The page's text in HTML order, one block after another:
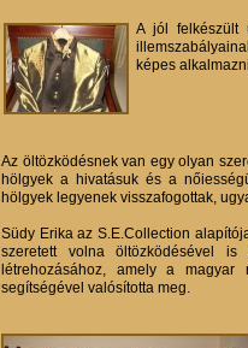
A jól felkészült
képes
Az öltözködésnek van egy olyan
hölgyek a hivatásuk és a
hölgyek legyenek visszafogottak,
Südy Erika az S.E.Collection
szeretett volna öltözködésével
létrehozásához, amely a magyar
segítségével valósította meg.